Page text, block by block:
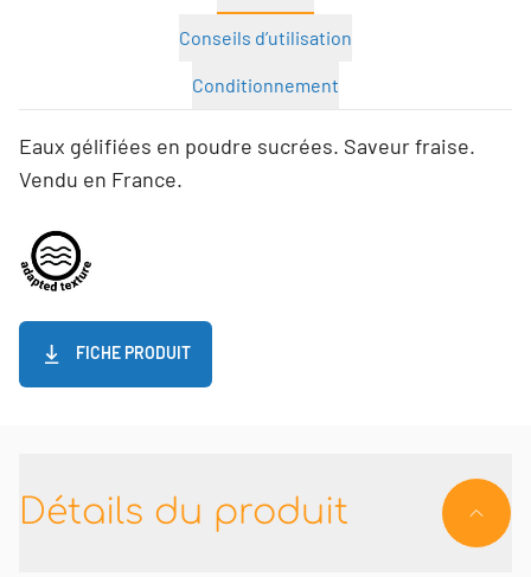
Conseils d’utilisation
Conditionnement
Eaux gélifiées en poudre sucrées. Saveur fraise.
Vendu en France.
FICHE PRODUIT
Détails du produit